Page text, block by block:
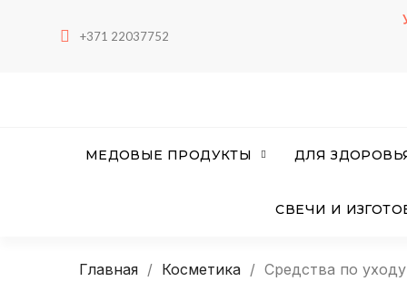
+371 22037752
МЕДОВЫЕ ПРОДУКТЫ ДЛЯ
СВЕЧИ И
Главная Косметика Средства по